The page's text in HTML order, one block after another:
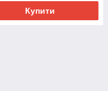
Купити